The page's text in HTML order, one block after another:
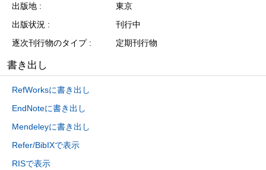
出版地
東京
出版状況
刊行中
逐次刊行物のタイプ
定期刊行物
書き出し
RefWorksに書き出し
EndNoteに書き出し
Mendeleyに書き出し
Refer/BibIXで表示
RISで表示